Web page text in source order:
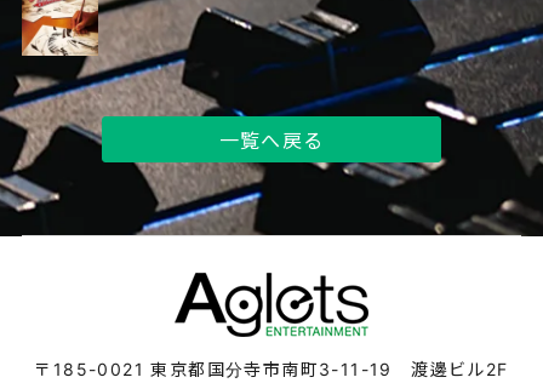
一覧へ戻る
〒185-0021 東京都国分寺市南町3-11-19 渡邊ビル2F